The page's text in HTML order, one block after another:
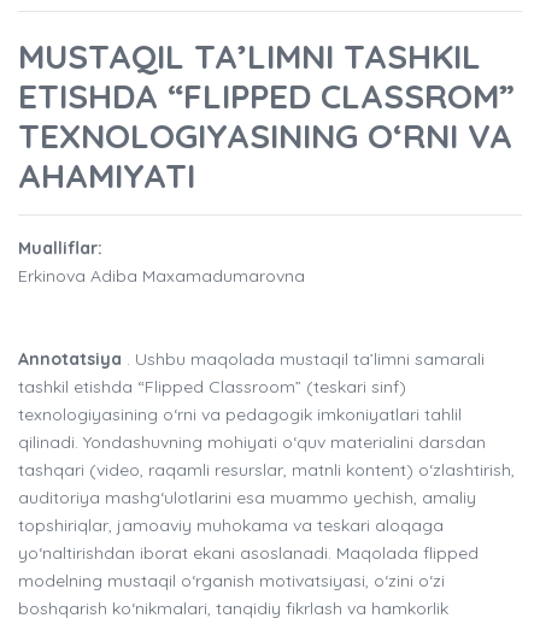
MUSTAQIL TA’LIMNI TASHKIL
ETISHDA “FLIPPED CLASSROM”
TEXNOLOGIYASINING O‘RNI VA
AHAMIYATI
Mualliflar:
Erkinova Adiba Maxamadumarovna
Annotatsiya . Ushbu maqolada mustaqil ta’limni samarali
tashkil etishda “Flipped Classroom” (teskari sinf)
texnologiyasining o‘rni va pedagogik imkoniyatlari tahlil
qilinadi. Yondashuvning mohiyati o‘quv materialini darsdan
tashqari (video, raqamli resurslar, matnli kontent) o‘zlashtirish,
auditoriya mashg‘ulotlarini esa muammo yechish, amaliy
topshiriqlar, jamoaviy muhokama va teskari aloqaga
yo‘naltirishdan iborat ekani asoslanadi. Maqolada flipped
modelning mustaqil o‘rganish motivatsiyasi, o‘zini o‘zi
boshqarish ko‘nikmalari, tanqidiy fikrlash va hamkorlik